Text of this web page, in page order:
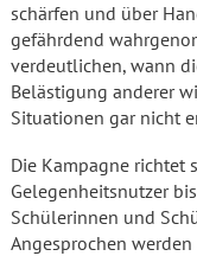
schärfen und über
gefährdend
verdeutlichen, wann
Belästigung anderer
Situationen gar nicht
Die Kampagne richtet
Gelegenheitsnutzer
Schülerinnen und
Angesprochen